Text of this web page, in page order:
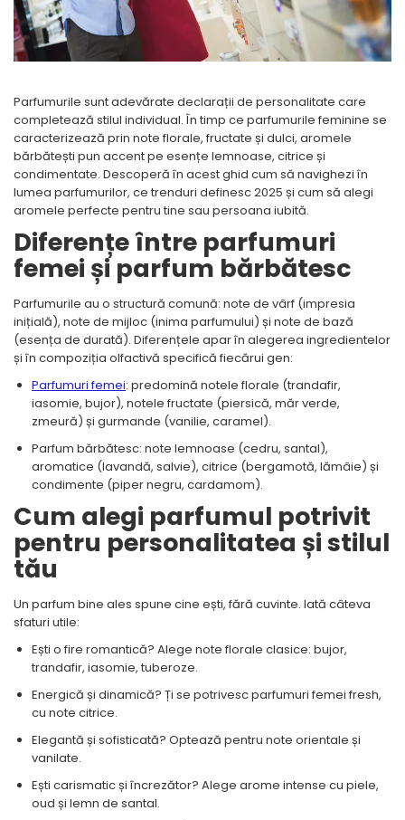
Inele
Lanturi
Verighete
Bijuterii din argint placate cu aur
24K
Parfumurile sunt adevărate declarații de personalitate care
completează stilul individual. În timp ce parfumurile feminine se
caracterizează prin note florale, fructate și dulci, aromele
bărbătești pun accent pe esențe lemnoase, citrice și
condimentate. Descoperă în acest ghid cum să navighezi în
lumea parfumurilor, ce trenduri definesc 2025 și cum să alegi
aromele perfecte pentru tine sau persoana iubită.
Diferențe între parfumuri
femei și parfum bărbătesc
Parfumurile au o structură comună: note de vârf (impresia
inițială), note de mijloc (inima parfumului) și note de bază
(esența de durată). Diferențele apar în alegerea ingredientelor
și în compoziția olfactivă specifică fiecărui gen:
Parfumuri femei: predomină notele florale (trandafir,
iasomie, bujor), notele fructate (piersică, măr verde,
zmeură) și gurmande (vanilie, caramel).
Parfum bărbătesc: note lemnoase (cedru, santal),
aromatice (lavandă, salvie), citrice (bergamotă, lămâie) și
condimente (piper negru, cardamom).
Cum alegi parfumul potrivit
pentru personalitatea și stilul
tău
Un parfum bine ales spune cine ești, fără cuvinte. Iată câteva
sfaturi utile:
Ești o fire romantică? Alege note florale clasice: bujor,
trandafir, iasomie, tuberoze.
Energică și dinamică? Ți se potrivesc parfumuri femei fresh,
cu note citrice.
Elegantă și sofisticată? Optează pentru note orientale și
vanilate.
Ești carismatic și încrezător? Alege arome intense cu piele,
oud și lemn de santal.